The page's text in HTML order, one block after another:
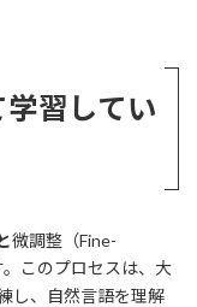
習してい
微調整（Fine-
このプロセスは、大
し、自然言語を理解